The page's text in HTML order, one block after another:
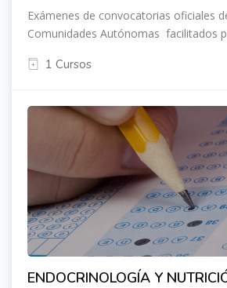
Exámenes de convocatorias oficiales
Comunidades Autónomas facilitados
1 Cursos
ENDOCRINOLOGÍA Y